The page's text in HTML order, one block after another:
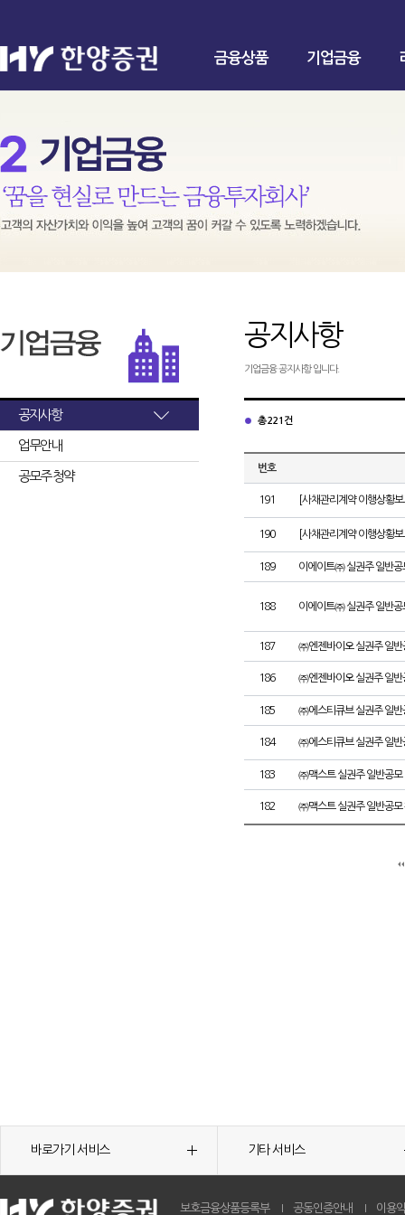
금융상품 기업금융
공지사항
업무안내
공모주 청약
공지사항
기업금융 공지사항 입니다.
총 221건
번호
191 [사채관리계약 이행상황
190 [사채관리계약 이행상황
189 이에이트㈜ 실권주 일반공
188 이에이트㈜ 실권주 일반공
187 ㈜엔젠바이오 실권주 일반
186 ㈜엔젠바이오 실권주 일반
185 ㈜에스티큐브 실권주 일반
184 ㈜에스티큐브 실권주 일반
183 ㈜맥스트 실권주 일반공모
182 ㈜맥스트 실권주 일반공모
바로가기 서비스 기타 서비스
보호금융상품등록부 공동인증안내 이용